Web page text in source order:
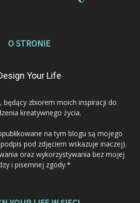
O STRONIE
Your Life
zbiorem moich inspiracji do
kreatywnego życia.
na tym blogu są mojego
pod zdjęciem wskazuje inaczej).
oraz wykorzystywania bez mojej
i pisemnej zgody.*